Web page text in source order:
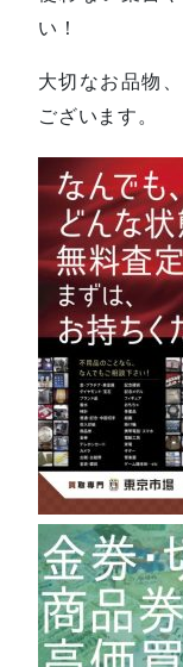
い！
大切なお品物
ございます。